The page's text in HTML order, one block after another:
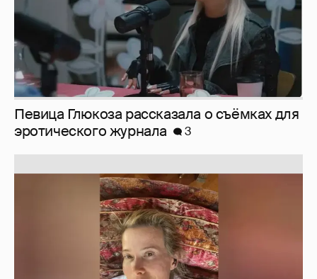
Юлия Высоцкая выложила селфи без